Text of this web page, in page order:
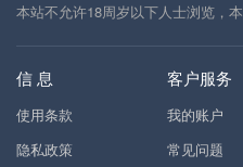
本站不允许18周岁以下人士浏览，
信 息
使用条款
隐私政策
客户服务
我的账户
常见问题